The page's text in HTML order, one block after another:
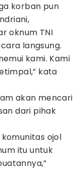
korban pun
oknum TNI
langsung.
kami. Kami
kata
akan mencari
dari pihak
ojol
itu untuk